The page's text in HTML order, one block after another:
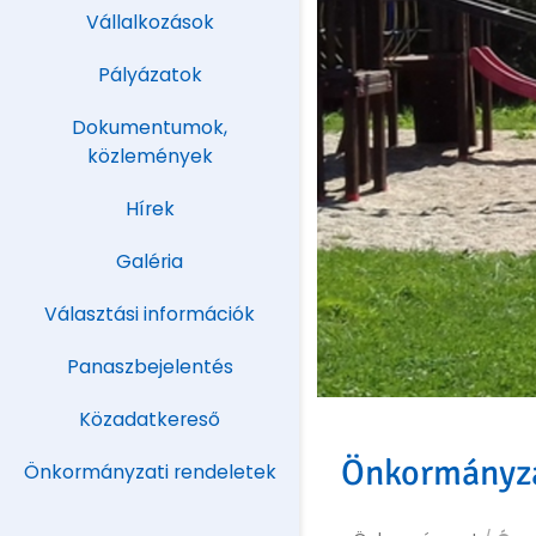
Vállalkozások
Pályázatok
Dokumentumok,
közlemények
Hírek
Galéria
Választási információk
Panaszbejelentés
Közadatkereső
Önkormányzati rendeletek